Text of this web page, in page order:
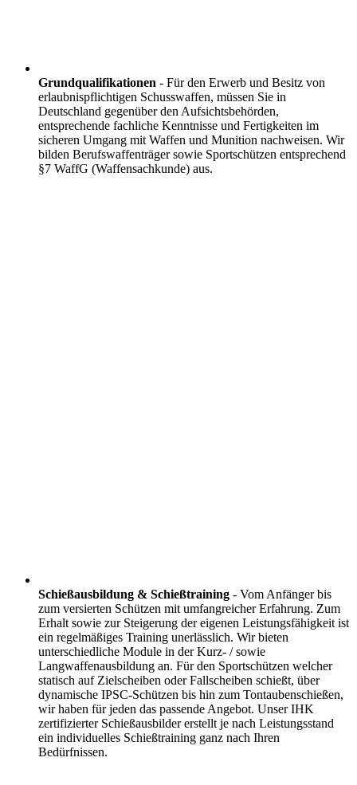
Grundqualifikationen - Für den Erwerb und Besitz von
erlaubnispflichtigen Schusswaffen, müssen Sie in
Deutschland gegenüber den Aufsichtsbehörden,
entsprechende fachliche Kenntnisse und Fertigkeiten im
sicheren Umgang mit Waffen und Munition nachweisen. Wir
bilden Berufswaffenträger sowie Sportschützen entsprechend
§7 WaffG (Waffensachkunde) aus.
Schießausbildung & Schießtraining - Vom Anfänger bis
zum versierten Schützen mit umfangreicher Erfahrung. Zum
Erhalt sowie zur Steigerung der eigenen Leistungsfähigkeit ist
ein regelmäßiges Training unerlässlich. Wir bieten
unterschiedliche Module in der Kurz- / sowie
Langwaffenausbildung an. Für den Sportschützen welcher
statisch auf Zielscheiben oder Fallscheiben schießt, über
dynamische IPSC-Schützen bis hin zum Tontaubenschießen,
wir haben für jeden das passende Angebot. Unser IHK
zertifizierter Schießausbilder erstellt je nach Leistungsstand
ein individuelles Schießtraining ganz nach Ihren
Bedürfnissen.